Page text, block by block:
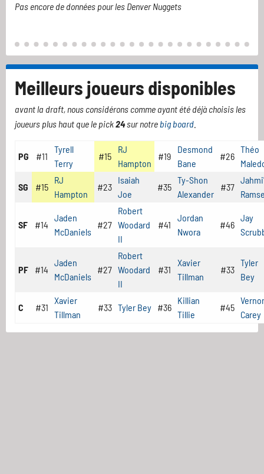
Pas encore de données pour les Denver Nuggets
Meilleurs joueurs disponibles
avant la draft, nous considérons comme ayant été déjà choisis les
joueurs plus haut que le pick24sur notre big board
PG #11
Tyrell
Terry
#15
RJ
Hampton
#19
Desmond
Bane
#26
Théo
SG #15
RJ
Hampton
#23
Isaiah
Joe
#35
Ty-Shon
Alexander
#37
SF #14
Jaden
McDaniels
#27
Robert
Woodard
II
#41
Jordan
Nwora
#46
Jay
PF #14
Jaden
McDaniels
#27
Robert
Woodard
II
#31
Xavier
Tillman
#33
Tyler
Bey
C #31
Xavier
Tillman
#33 Tyler Bey #36
Killian
Tillie
#45
Carey